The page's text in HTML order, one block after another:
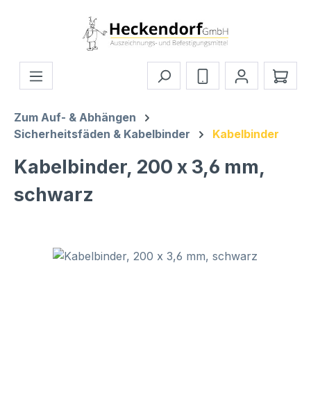
Zum Hauptinhalt springen
Zum Auf- & Abhängen
Sicherheitsfäden & Kabelbinder
Kabelbinder
Kabelbinder, 200 x 3,6 mm,
schwarz
Bildergalerie überspringen